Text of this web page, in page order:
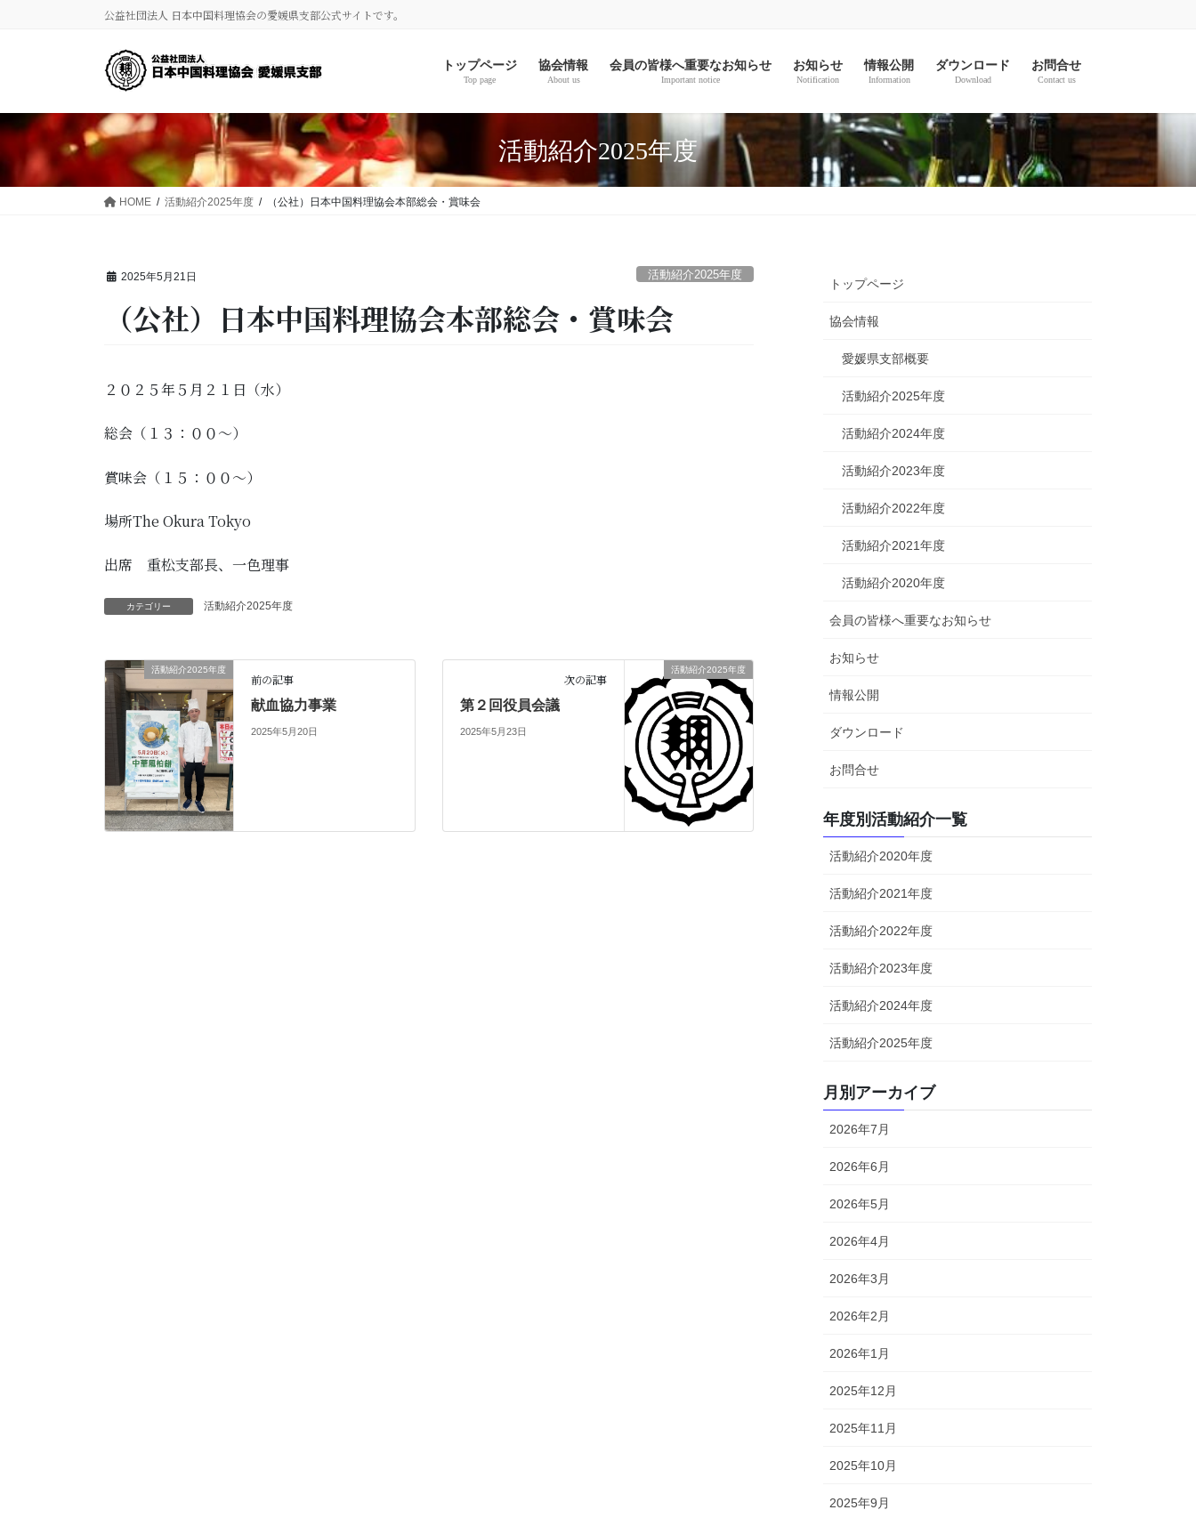
に
移
動
ョ
ン
に
公益社団法人 日本中国料理協会の愛媛県支部公式サイトです。
トップページ
Top page
協会情報
About us
会員の皆様へ重要なお知らせ
Important notice
お知らせ
Notification
情報公開
Information
ダウンロード
Download
お問合せ
Contact us
活動紹介2025年度
HOME 活動紹介2025年度 （公社）日本中国料理協会本部総会・賞味会
2025年5月21日 活動紹介2025年度
（公社）日本中国料理協会本部総会・賞味会
２０２５年５月２１日（水）
総会（１３：００～）
賞味会（１５：００～）
場所The Okura Tokyo
出席 重松支部長、一色理事
カテゴリー 活動紹介2025年度
活動紹介2025年度
前の記事
献血協力事業
2025年5月20日
活動紹介2025年度
次の記事
第２回役員会議
2025年5月23日
トップページ
協会情報
愛媛県支部概要
活動紹介2025年度
活動紹介2024年度
活動紹介2023年度
活動紹介2022年度
活動紹介2021年度
活動紹介2020年度
会員の皆様へ重要なお知らせ
お知らせ
情報公開
ダウンロード
お問合せ
年度別活動紹介一覧
活動紹介2020年度
活動紹介2021年度
活動紹介2022年度
活動紹介2023年度
活動紹介2024年度
活動紹介2025年度
月別アーカイブ
2026年7月
2026年6月
2026年5月
2026年4月
2026年3月
2026年2月
2026年1月
2025年12月
2025年11月
2025年10月
2025年9月